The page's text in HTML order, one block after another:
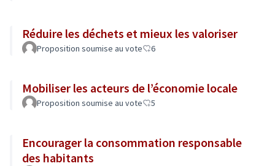
Réduire les déchets et mieux les valoriser
Proposition soumise au vote 6
Mobiliser les acteurs de l’économie locale
Proposition soumise au vote 5
Encourager la consommation responsable
des habitants